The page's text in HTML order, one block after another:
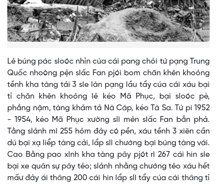
Lẻ búng pác sloóc nhỉn cúa cái pang chỏi tứ pạng Trung
Quốc nhoòng pện slấc Fan pjói bom chăn khên khoỏng
tềnh kha tàng tải 3 sle làn pạng lầu tẩy cúa cái xáu bại
tỉ chăn khên khoỏng lẻ kéo Mã Phục, bại sloóc pè,
phắng nặm, tàng khảm tả Nà Cáp, kéo Tà Sa. Tứ pi 1952
- 1954, kéo Mã Phục xường slì mẻn slấc Fan bẳn phả.
Tằng slảnh mì 255 hỏm đảy có pền, xáu tềnh 3 xiên cần
dú bại xạ liểp tàng cải, lẩp slì chướng bại búng tàng vái.
Cao Bằng pao xình kha tàng pây pjót rì 267 cái hin sle
bại xe quân sự pây tẻo; slảnh nhằng chướng tẻo xáu hết
mấư đảy ái thâng 200 cái hin lẩp slì tẩy cúa cái thâng tỉ